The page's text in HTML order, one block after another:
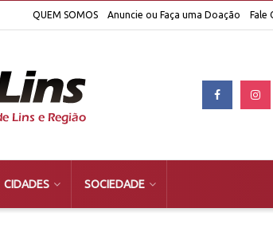
QUEM SOMOS Anuncie ou Faça uma Doação Fale
CIDADES SOCIEDADE